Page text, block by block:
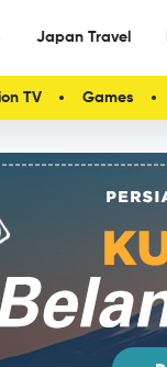
Japan Travel
TV Games